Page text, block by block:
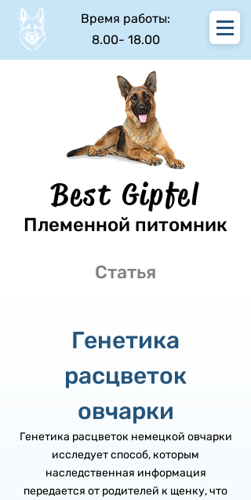
Время работы:
8.00- 18.00
Best Gipfel
Племенной питомник
Статья
Генетика
расцветок
овчарки
Генетика расцветок немецкой овчарки
исследует способ, которым
наследственная информация
передается от родителей к щенку, что